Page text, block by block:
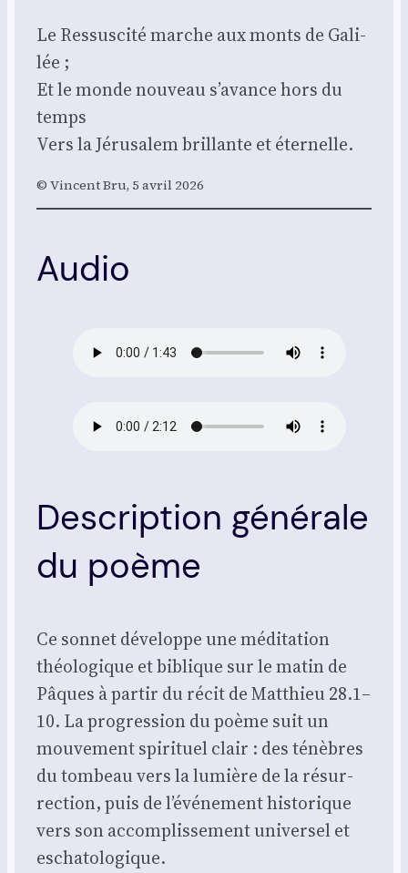
Le Res­sus­ci­té marche aux monts de Gali­
lée ;
Et le monde nou­veau s’avance hors du
temps
Vers la Jéru­sa­lem brillante et éter­nelle.
© Vincent Bru, 5 avril 2026
Audio
Description générale
du poème
Ce son­net déve­loppe une médi­ta­tion
théo­lo­gique et biblique sur le matin de
Pâques à par­tir du récit de Mat­thieu 28.1–
10. La pro­gres­sion du poème suit un
mou­ve­ment spi­ri­tuel clair : des ténèbres
du tom­beau vers la lumière de la résur­
rec­tion, puis de l’événement his­to­rique
vers son accom­plis­se­ment uni­ver­sel et
escha­to­lo­gique.